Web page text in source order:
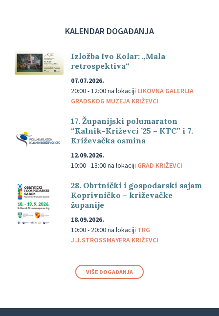
KALENDAR DOGAĐANJA
Izložba Ivo Kolar: „Mala
retrospektiva“
07.07.2026.
20:00 - 12:00na lokaciji LIKOVNA GALERIJA
GRADSKOG MUZEJA KRIŽEVCI
17. Županijski polumaraton
“Kalnik-Križevci ’25 – KTC” i 7.
Križevačka osmina
12.09.2026.
10:00 - 13:00na lokaciji GRAD KRIŽEVCI
28. Obrtnički i gospodarski sajam
Koprivničko – križevačke
županije
18.09.2026.
10:00 - 20:00na lokaciji TRG
J.J.STROSSMAYERA KRIŽEVCI
VIŠE DOGAĐANJA